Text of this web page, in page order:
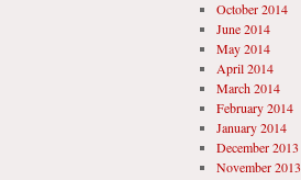
October 2014
June 2014
May 2014
April 2014
March 2014
February 2014
January 2014
December 2013
November 2013